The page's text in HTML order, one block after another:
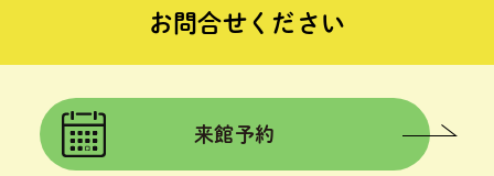
お問合せください
来館予約